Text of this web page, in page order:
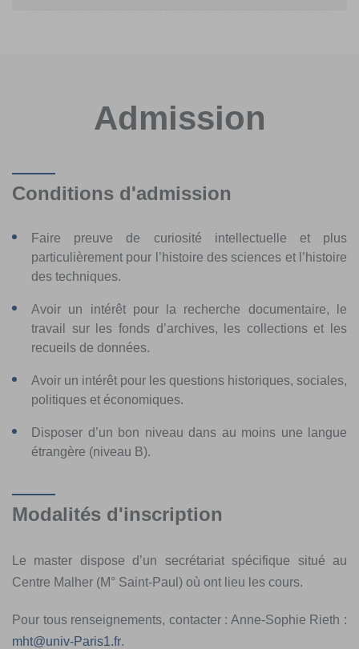
Admission
Conditions d'admission
Faire preuve de curiosité intellectuelle et plus
particulièrement pour l’histoire des sciences et l’histoire
des techniques.
Avoir un intérêt pour la recherche documentaire, le
travail sur les fonds d’archives, les collections et les
recueils de données.
Avoir un intérêt pour les questions historiques, sociales,
politiques et économiques.
Disposer d’un bon niveau dans au moins une langue
étrangère (niveau B).
Modalités d'inscription
Le master dispose d’un secrétariat spécifique situé au
Centre Malher (M° Saint-Paul) où ont lieu les cours.
Pour tous renseignements, contacter : Anne-Sophie Rieth :
mht@univ-Paris1.fr.